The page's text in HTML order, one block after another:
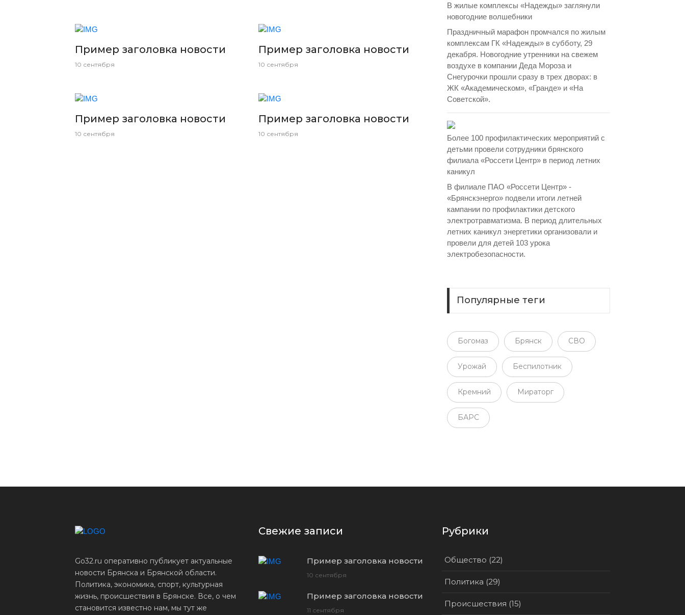
Пример заголовка новости
10 сентября
Пример заголовка новости
10 сентября
Пример заголовка новости
10 сентября
Пример заголовка новости
10 сентября
В жилые комплексы «Надежды» заглянули
новогодние волшебники
Праздничный марафон промчался по жилым
комплексам ГК «Надежды» в субботу, 29
декабря. Новогодние утренники на свежем
воздухе в компании Деда Мороза и
Снегурочки прошли сразу в трех дворах: в
ЖК «Академическом», «Гранде» и «На
Советской».
Более 100 профилактических мероприятий с
детьми провели сотрудники брянского
филиала «Россети Центр» в период летних
каникул
В филиале ПАО «Россети Центр» -
«Брянскэнерго» подвели итоги летней
кампании по профилактики детского
электротравматизма. В период длительных
летних каникул энергетики организовали и
провели для детей 103 урока
электробезопасности.
Популярные теги
Богомаз Брянск СВО
Урожай Беспилотник
Кремний Мираторг
БАРС
Go32.ru оперативно публикует актуальные
новости Брянска и Брянской области.
Политика, экономика, спорт, культурная
жизнь, происшествия в Брянске. Все, о чем
становится известно нам, мы тут же
Свежие записи
Пример заголовка новости
10 сентября
Пример заголовка новости
11 сентября
Рубрики
Общество (22)
Политика (29)
Происшествия (15)